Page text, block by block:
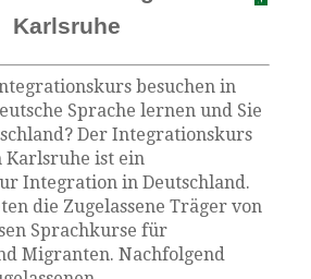
Karlsruhe
besuchen in
Sprache lernen und Sie
Der Integrationskurs
ist ein
Integration in Deutschland.
die Zugelassene Träger von
Sprachkurse für
Migranten. Nachfolgend